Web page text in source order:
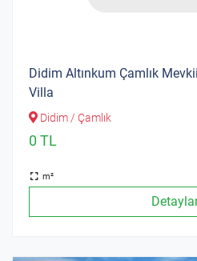
Didim Altınkum Çamlık
Villa
Didim / Çamlık
0 TL
m²